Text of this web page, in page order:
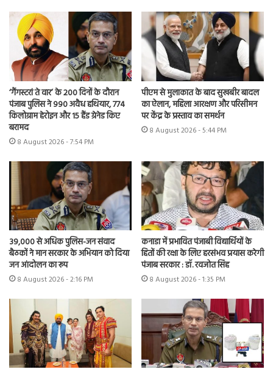
‘गैंगस्टरां ते वार’ के 200 दिनों के दौरान
पंजाब पुलिस ने 990 अवैध हथियार, 774
किलोग्राम हेरोइन और 15 हैंड ग्रेनेड किए
बरामद
8 August 2026 - 7:54 PM
पीएम से मुलाकात के बाद सुखबीर बादल
का ऐलान, महिला आरक्षण और परिसीमन
पर केंद्र के प्रस्ताव का समर्थन
8 August 2026 - 5:44 PM
39,000 से अधिक पुलिस-जन संवाद
बैठकों ने मान सरकार के अभियान को दिया
जन आंदोलन का रूप
8 August 2026 - 2:16 PM
कनाडा में प्रभावित पंजाबी विद्यार्थियों के
हितों की रक्षा के लिए हरसंभव प्रयास करेगी
पंजाब सरकार : डॉ. रवजोत सिंह
8 August 2026 - 1:35 PM